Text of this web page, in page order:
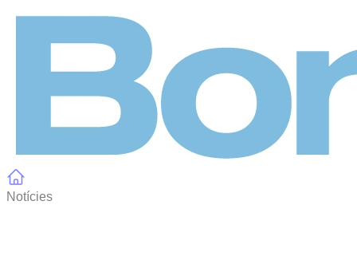
Notícies